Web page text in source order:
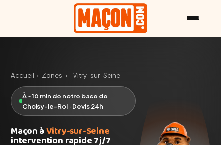
Accueil › Zones › Vitry-sur-Seine
À ~10 min de notre base de
Choisy-le-Roi · Devis 24h
Maçon àVitry-sur-Seine
intervention rapide 7j/7